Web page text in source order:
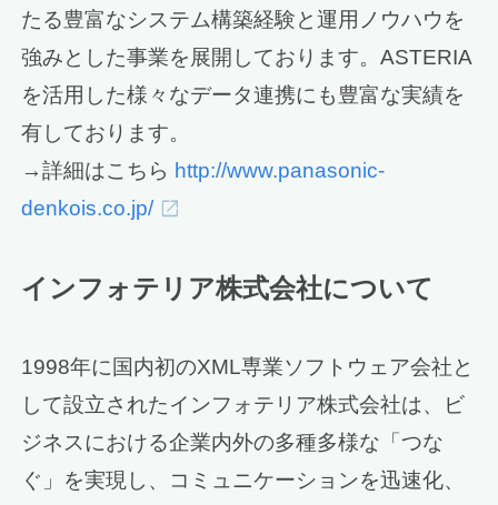
たる豊富なシステム構築経験と運用ノウハウを
強みとした事業を展開しております。ASTERIA
を活用した様々なデータ連携にも豊富な実績を
有しております。
→詳細はこちら http://www.panasonic-
denkois.co.jp/
インフォテリア株式会社について
1998年に国内初のXML専業ソフトウェア会社と
して設立されたインフォテリア株式会社は、ビ
ジネスにおける企業内外の多種多様な「つな
ぐ」を実現し、コミュニケーションを迅速化、